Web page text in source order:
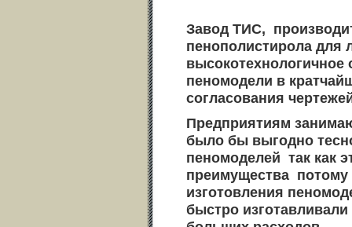
Завод ТИС,
пенополистирола для
пеномодели в
согласования
Предприятиям
было бы выгодно
пеномоделей так как
преимущества
изготовления
быстро